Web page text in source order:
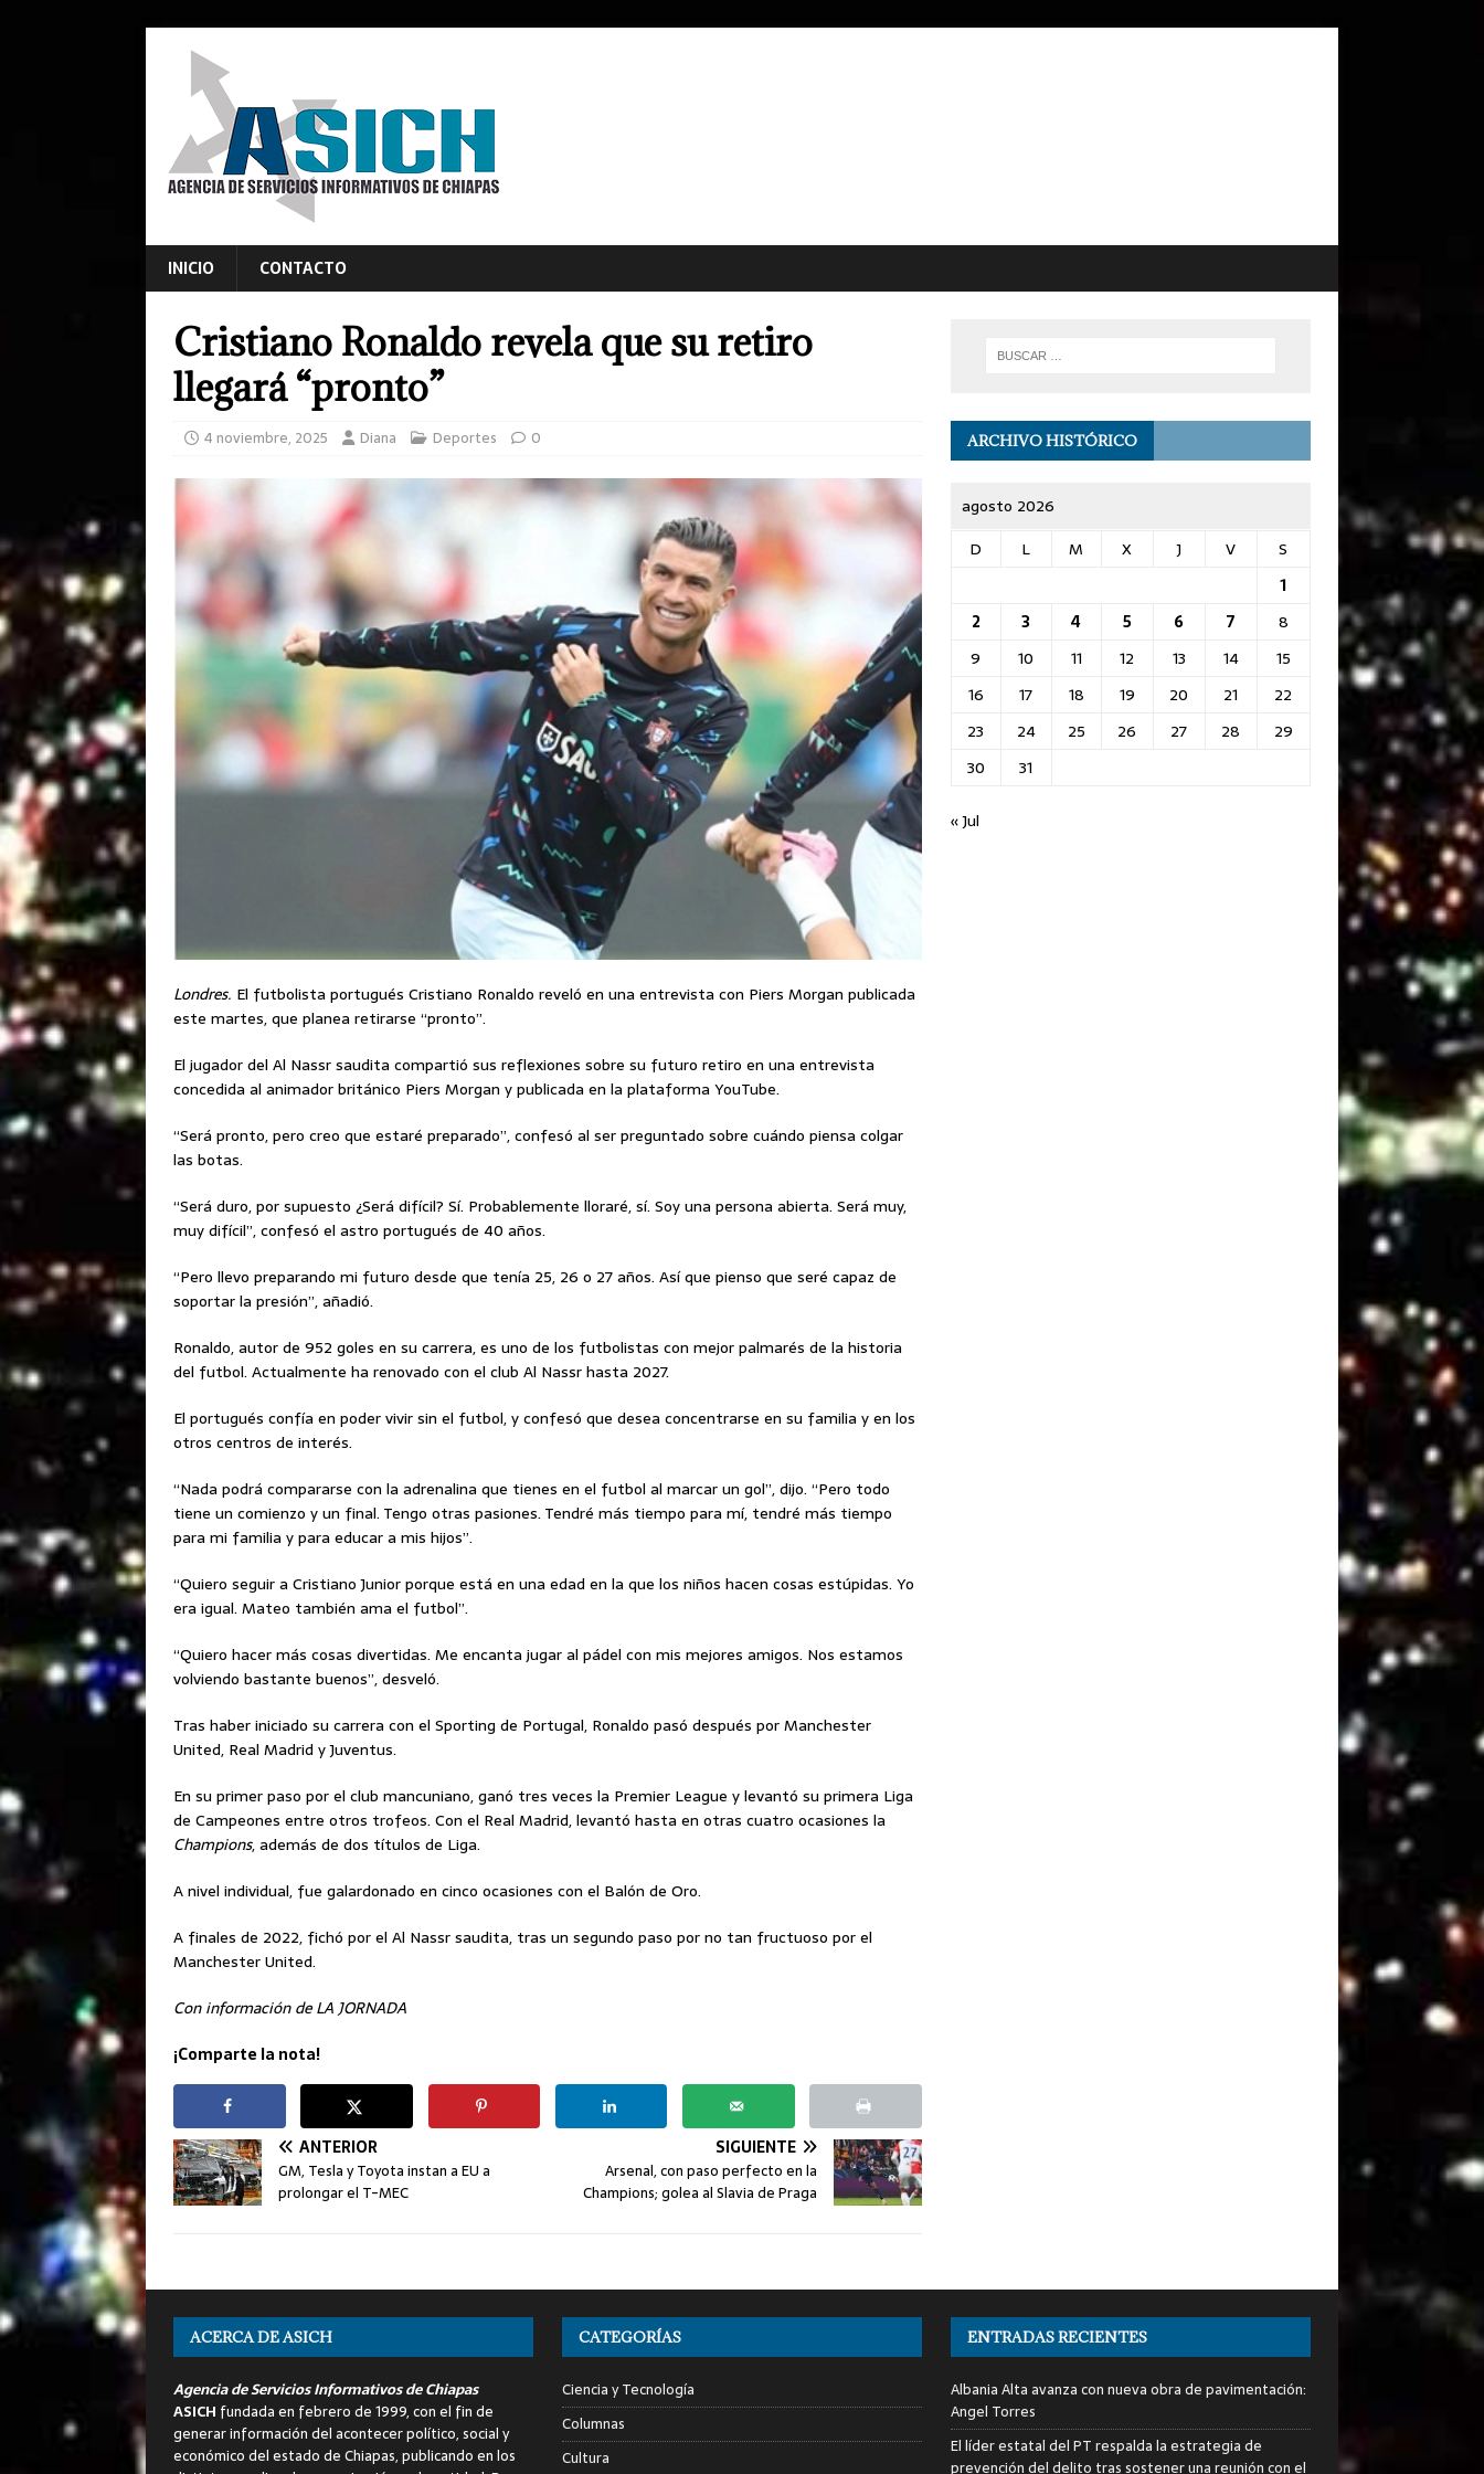
INICIO CONTACTO
Cristiano Ronaldo revela que su retiro
llegará “pronto”
4 noviembre, 2025 Diana Deportes 0
Londres. El futbolista portugués Cristiano Ronaldo reveló en una entrevista con Piers Morgan publicada
este martes, que planea retirarse “pronto”.
El jugador del Al Nassr saudita compartió sus reflexiones sobre su futuro retiro en una entrevista
concedida al animador británico Piers Morgan y publicada en la plataforma YouTube.
“Será pronto, pero creo que estaré preparado”, confesó al ser preguntado sobre cuándo piensa colgar
las botas.
“Será duro, por supuesto ¿Será difícil? Sí. Probablemente lloraré, sí. Soy una persona abierta. Será muy,
muy difícil”, confesó el astro portugués de 40 años.
“Pero llevo preparando mi futuro desde que tenía 25, 26 o 27 años. Así que pienso que seré capaz de
soportar la presión”, añadió.
Ronaldo, autor de 952 goles en su carrera, es uno de los futbolistas con mejor palmarés de la historia
del futbol. Actualmente ha renovado con el club Al Nassr hasta 2027.
El portugués confía en poder vivir sin el futbol, y confesó que desea concentrarse en su familia y en los
otros centros de interés.
“Nada podrá compararse con la adrenalina que tienes en el futbol al marcar un gol”, dijo. “Pero todo
tiene un comienzo y un final. Tengo otras pasiones. Tendré más tiempo para mí, tendré más tiempo
para mi familia y para educar a mis hijos”.
“Quiero seguir a Cristiano Junior porque está en una edad en la que los niños hacen cosas estúpidas. Yo
era igual. Mateo también ama el futbol”.
“Quiero hacer más cosas divertidas. Me encanta jugar al pádel con mis mejores amigos. Nos estamos
volviendo bastante buenos”, desveló.
Tras haber iniciado su carrera con el Sporting de Portugal, Ronaldo pasó después por Manchester
United, Real Madrid y Juventus.
En su primer paso por el club mancuniano, ganó tres veces la Premier League y levantó su primera Liga
de Campeones entre otros trofeos. Con el Real Madrid, levantó hasta en otras cuatro ocasiones la
Champions, además de dos títulos de Liga.
A nivel individual, fue galardonado en cinco ocasiones con el Balón de Oro.
A finales de 2022, fichó por el Al Nassr saudita, tras un segundo paso por no tan fructuoso por el
Manchester United.
Con información de LA JORNADA
¡Comparte la nota!
ANTERIOR
GM, Tesla y Toyota instan a EU a
prolongar el T-MEC
SIGUIENTE
Arsenal, con paso perfecto en la
Champions; golea al Slavia de Praga
ARCHIVO HISTÓRICO
agosto 2026
D
L M X J V
S
1
2
3 4 5 6 7
8
9
10 11 12 13 14
15
16
17 18 19 20 21
22
23
24 25 26 27 28
29
30
31
« Jul
ACERCA DE ASICH
Agencia de Servicios Informativos de Chiapas
ASICH fundada en febrero de 1999, con el fin de
generar información del acontecer político, social y
económico del estado de Chiapas, publicando en los
CATEGORÍAS
Ciencia y Tecnología
Columnas
Cultura
ENTRADAS RECIENTES
Albania Alta avanza con nueva obra de pavimentación:
Angel Torres
El líder estatal del PT respalda la estrategia de
prevención del delito tras sostener una reunión con el